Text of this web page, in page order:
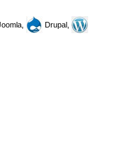
Drupal,